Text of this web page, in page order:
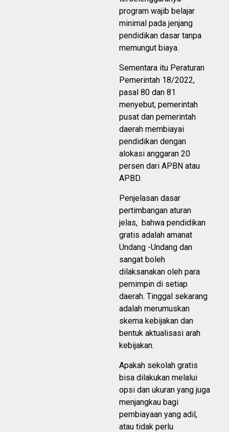
program wajib belajar
minimal pada jenjang
pendidikan dasar tanpa
memungut biaya.
Sementara itu Peraturan
Pemerintah 18/2022,
pasal 80 dan 81
menyebut, pemerintah
pusat dan pemerintah
daerah membiayai
pendidikan dengan
alokasi anggaran 20
persen dari APBN atau
APBD.
Penjelasan dasar
pertimbangan aturan
jelas, bahwa pendidikan
gratis adalah amanat
Undang -Undang dan
sangat boleh
dilaksanakan oleh para
pemimpin di setiap
daerah. Tinggal sekarang
adalah merumuskan
skema kebijakan dan
bentuk aktualisasi arah
kebijakan.
Apakah sekolah gratis
bisa dilakukan melalui
opsi dan ukuran yang juga
menjangkau bagi
pembiayaan yang adil,
atau tidak perlu